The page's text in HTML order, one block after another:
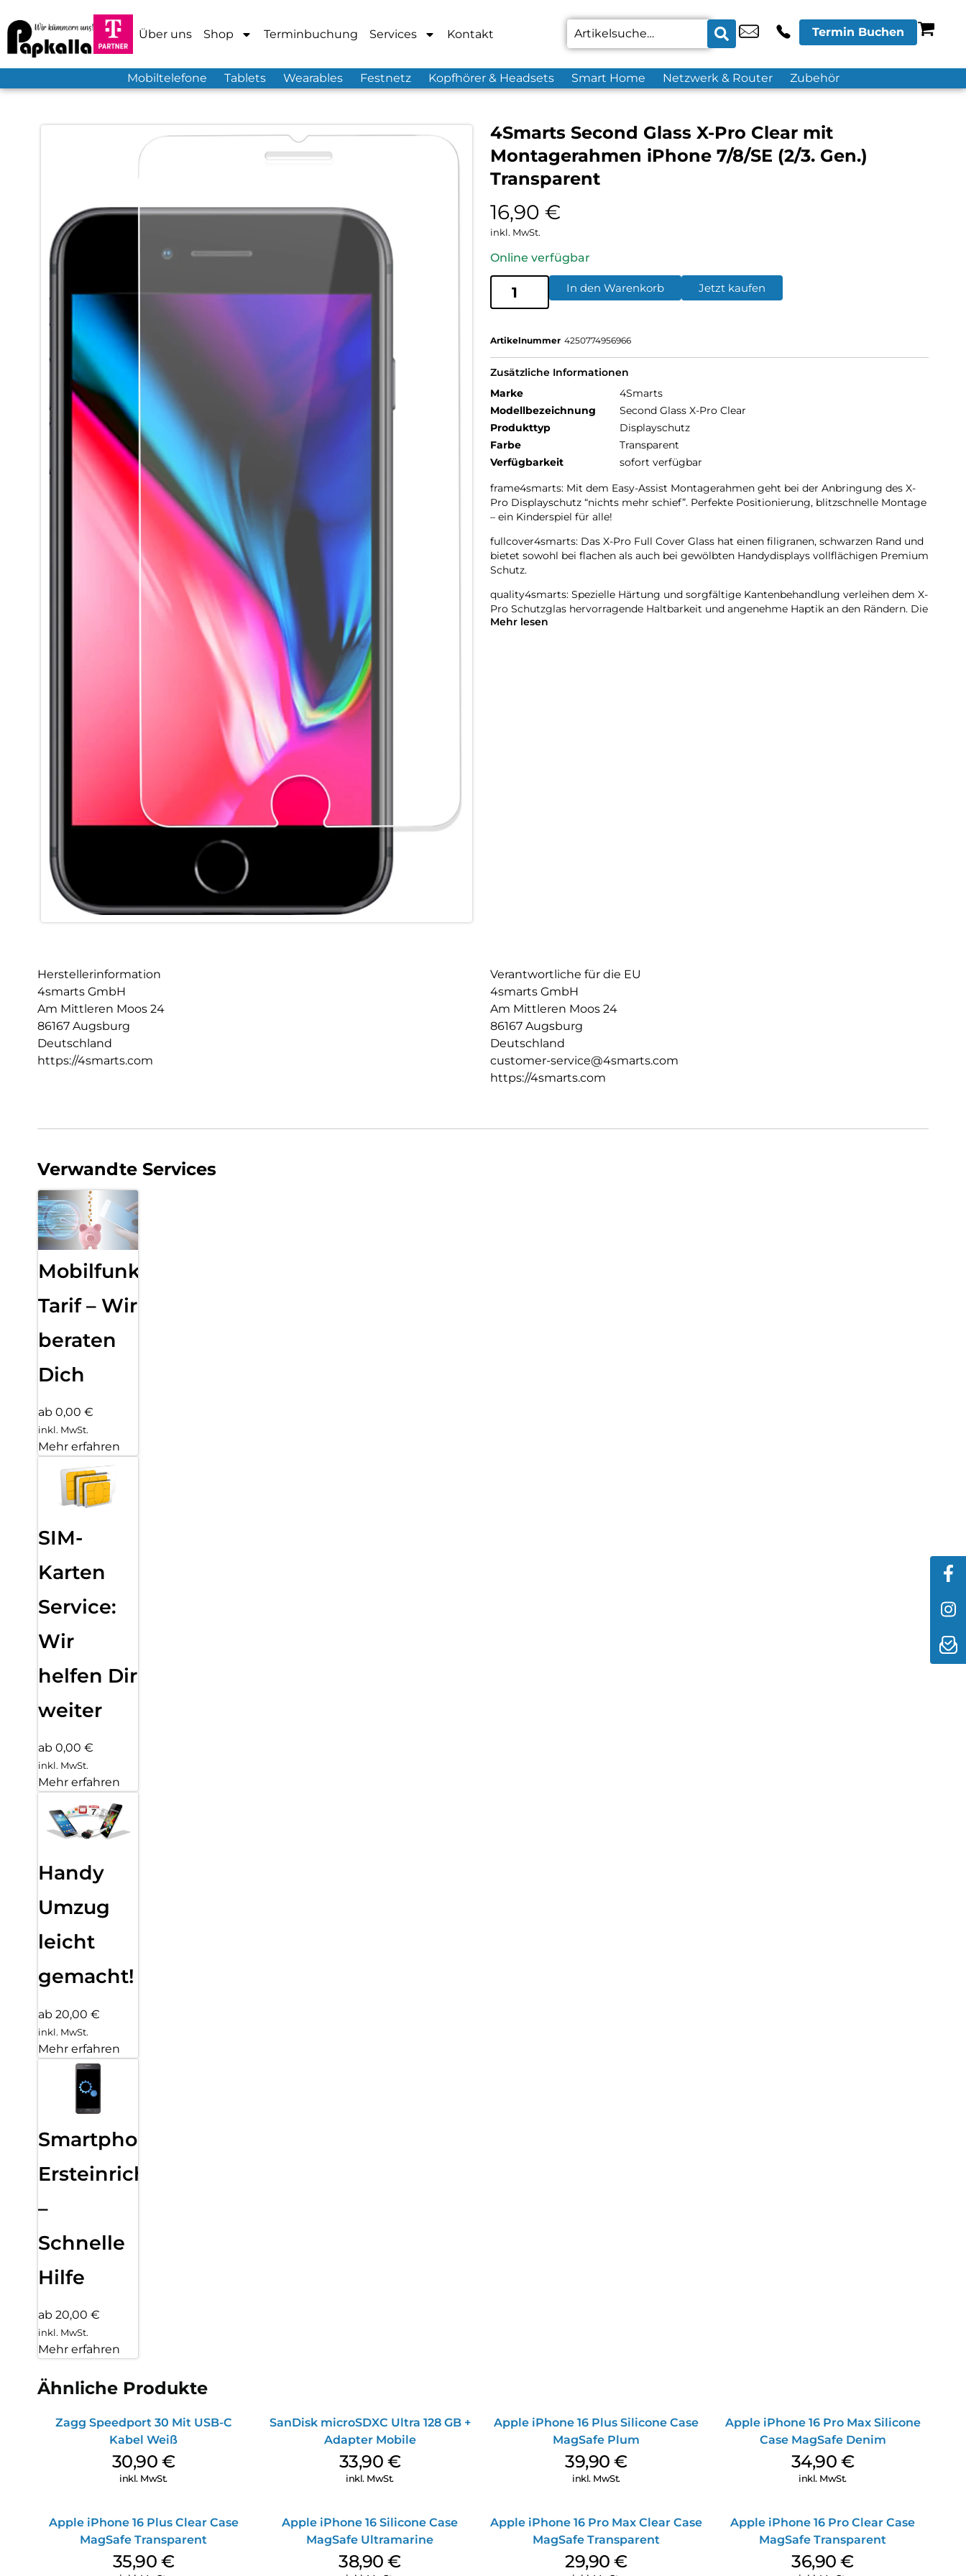
Über uns Shop Terminbuchung Services Kontakt Termin Buchen
Mobiltelefone Tablets Wearables Festnetz Kopfhörer & Headsets Smart Home Netzwerk & Router Zubehör
4Smarts Second Glass X-Pro Clear mit
Montagerahmen iPhone 7/8/SE (2/3. Gen.)
Transparent
16,90 €
inkl. MwSt.
Online verfügbar
In den Warenkorb Jetzt kaufen
Artikelnummer 4250774956966
Zusätzliche Informationen
Marke
4Smarts
Modellbezeichnung
Second Glass X-Pro Clear
Produkttyp
Displayschutz
Farbe
Transparent
Verfügbarkeit
sofort verfügbar
frame4smarts: Mit dem Easy-Assist Montagerahmen geht bei der Anbringung des X-
Pro Displayschutz “nichts mehr schief”. Perfekte Positionierung, blitzschnelle Montage
– ein Kinderspiel für alle!
fullcover4smarts: Das X-Pro Full Cover Glass hat einen filigranen, schwarzen Rand und
bietet sowohl bei flachen als auch bei gewölbten Handydisplays vollflächigen Premium
Schutz.
quality4smarts: Spezielle Härtung und sorgfältige Kantenbehandlung verleihen dem X-
Pro Schutzglas hervorragende Haltbarkeit und angenehme Haptik an den Rändern. Die
oleophobe Oberfläche des Echtglases gibt Verschmutzungen keine Chance sich
Mehr lesen
Herstellerinformation
4smarts GmbH
Am Mittleren Moos 24
86167 Augsburg
Deutschland
https://4smarts.com
Verantwortliche für die EU
4smarts GmbH
Am Mittleren Moos 24
86167 Augsburg
Deutschland
customer-service@4smarts.com
https://4smarts.com
Verwandte Services
Mobilfunk
Tarif – Wir
beraten
Dich
ab 0,00 €
inkl. MwSt.
Mehr erfahren
SIM-
Karten
Service:
Wir
helfen Dir
weiter
ab 0,00 €
inkl. MwSt.
Mehr erfahren
Handy
Umzug
leicht
gemacht!
ab 20,00 €
inkl. MwSt.
Mehr erfahren
Smartphone
Ersteinrichtung
–
Schnelle
Hilfe
ab 20,00 €
inkl. MwSt.
Mehr erfahren
Ähnliche Produkte
Zagg Speedport 30 Mit USB-C
Kabel Weiß
30,90 €
inkl. MwSt.
SanDisk microSDXC Ultra 128 GB +
Adapter Mobile
33,90 €
inkl. MwSt.
Apple iPhone 16 Plus Silicone Case
MagSafe Plum
39,90€
inkl. MwSt.
Apple iPhone 16 Pro Max Silicone
Case MagSafe Denim
34,90 €
inkl. MwSt.
Apple iPhone 16 Plus Clear Case
MagSafe Transparent
35,90 €
Apple iPhone 16 Silicone Case
MagSafe Ultramarine
38,90€
Apple iPhone 16 Pro Max Clear Case
MagSafe Transparent
29,90€
Apple iPhone 16 Pro Clear Case
MagSafe Transparent
36,90€